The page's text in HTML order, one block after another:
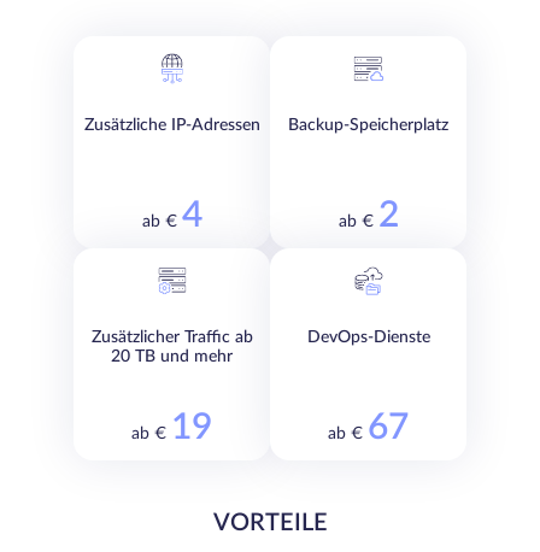
Zusätzliche IP-Adressen
ab € 4
Backup-Speicherplatz
ab € 2
Zusätzlicher Traffic ab
20 TB und mehr
ab € 19
DevOps-Dienste
ab € 67
VORTEILE